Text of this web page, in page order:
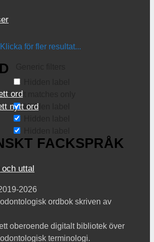
Klicka för fler resultat...
Exact matches only
Hidden label
ord
nytt ord
FACKSPRÅK
och uttal
2026
ordbok skriven av
oberoende digitalt bibliotek över
terminologi.